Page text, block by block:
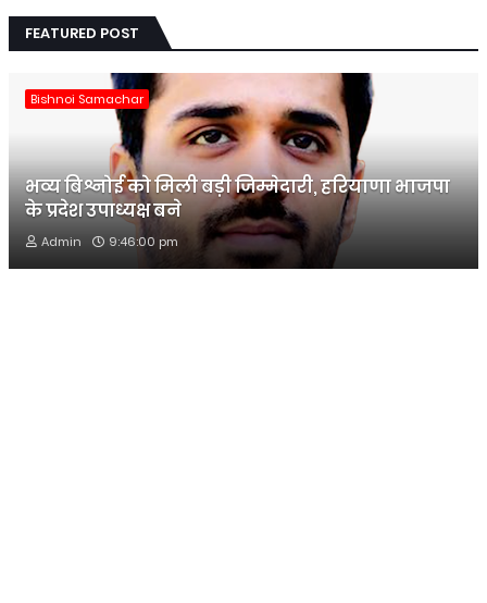
FEATURED POST
Bishnoi Samachar
भव्य बिश्नोई को मिली बड़ी जिम्मेदारी, हरियाणा भाजपा
के प्रदेश उपाध्यक्ष बने
Admin 9:46:00 pm